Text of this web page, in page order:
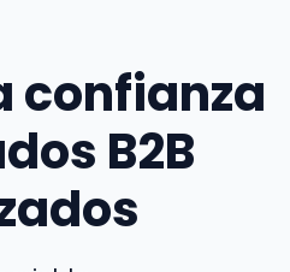
confianza
B2B